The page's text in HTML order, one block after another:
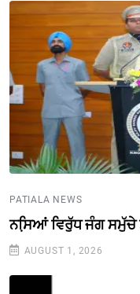
PATIALA NEWS
ਨਸਿ਼ਆਂ ਵਿਰੁੱਧ ਜੰਗ ਸਮੁੱਚੇ
AUGUST 1, 2026